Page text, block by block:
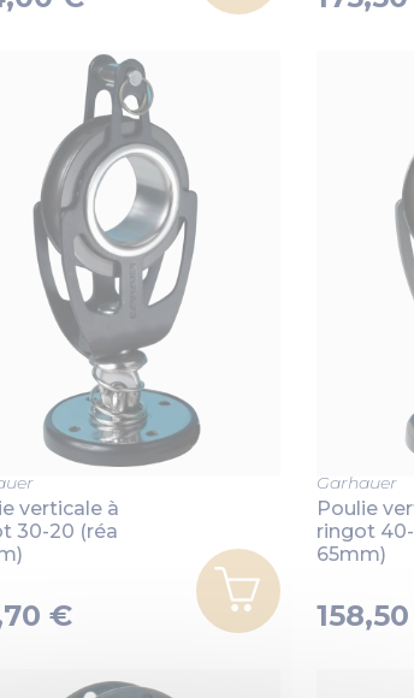
verticale à
30-20 (réa
€
Garhauer
Poulie
ringot
65mm)